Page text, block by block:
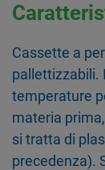
Cassette a
pallettizzabili.
temperature
materia
si tratta di
precedenza).